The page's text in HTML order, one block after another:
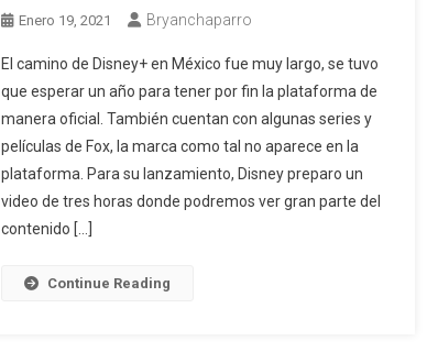
Enero 19, 2021 Bryanchaparro
El camino de Disney+ en México fue muy largo, se tuvo
que esperar un año para tener por fin la plataforma de
manera oficial. También cuentan con algunas series y
películas de Fox, la marca como tal no aparece en la
plataforma. Para su lanzamiento, Disney preparo un
video de tres horas donde podremos ver gran parte del
contenido […]
Continue Reading